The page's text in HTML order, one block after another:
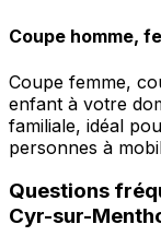
Coupe homme,
Coupe femme,
enfant à votre
familiale, idéal
personnes à
Questions
Cyr-sur-